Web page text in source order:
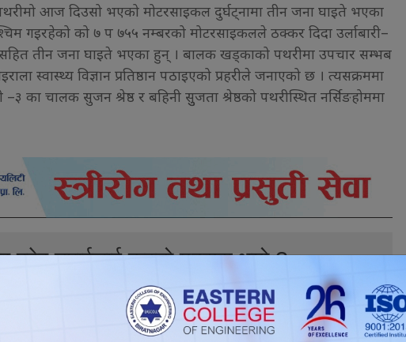
आज दिउसो भएको मोटरसाइकल दुर्घट्नामा तीन जना घाइते भएका
गइरहेको को ७ प ७५५ नम्बरको मोटरसाइकलले ठक्कर दिदा उर्लाबारी–
तीन जना घाइते भएका हुन् । बालक खड्काको पथरीमा उपचार सम्भब
स्वास्थ्य विज्ञान प्रतिष्ठान पठाइएको प्रहरीले जनाएको छ । त्यसक्रममा
–३ का चालक सुजन श्रेष्ठ र बहिनी सुुजता श्रेष्ठको पथरीस्थित नर्सिङहोममा
पढेर तपाईलाई कस्तो महसुस भयो ?
0 0 0